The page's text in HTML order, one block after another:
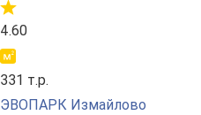
4.60
331 т.р.
ЭВОПАРК Измайлово